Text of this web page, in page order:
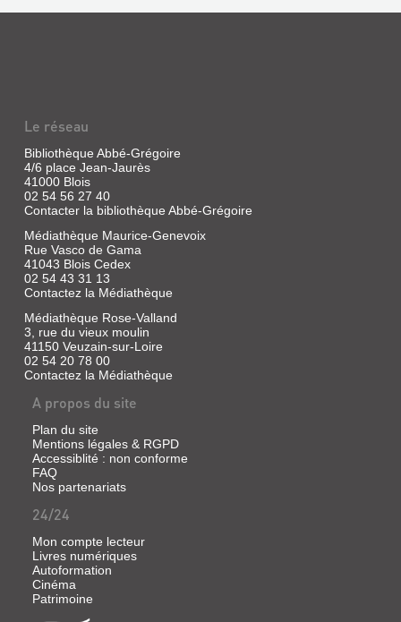
Jean-
Editions
le
Temps
qu'il
fait
LES
VILLES
D'ITALIE
:
VERS
1150-
VERS
1340
Livre
Patrick
Belin,
2004
(Belin
sup)
Le réseau
Bibliothèque Abbé-Grégoire
4/6 place Jean-Jaurès
41000 Blois
02 54 56 27 40
Contacter la bibliothèque Abbé-Grégoire
Médiathèque Maurice-Genevoix
Rue Vasco de Gama
41043 Blois Cedex
02 54 43 31 13
Contactez la Médiathèque
Médiathèque Rose-Valland
3, rue du vieux moulin
41150 Veuzain-sur-Loire
02 54 20 78 00
Contactez la Médiathèque
A propos du site
Plan du site
Mentions légales & RGPD
Accessiblité : non conforme
FAQ
Nos partenariats
24/24
Mon compte lecteur
Livres numériques
Autoformation
Cinéma
Patrimoine